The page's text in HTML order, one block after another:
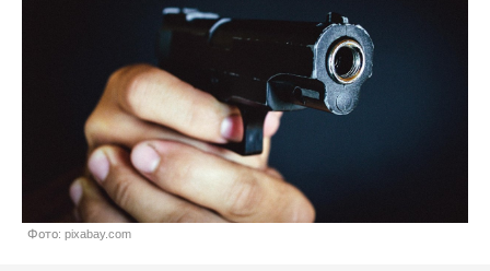
Фото: pixabay.com